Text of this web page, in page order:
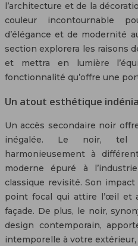
l’architecture et de la
couleur incontournable
d’élégance et de modernité
section explorera les raisons
et mettra en lumière
fonctionnalité qu’offre une
Un atout esthétique
Un accès secondaire noir
inégalée. Le noir, tel
harmonieusement à
moderne épuré à
classique revisité. Son
point focal qui attire l’œil et
façade. De plus, le noir,
design contemporain,
intemporelle à votre